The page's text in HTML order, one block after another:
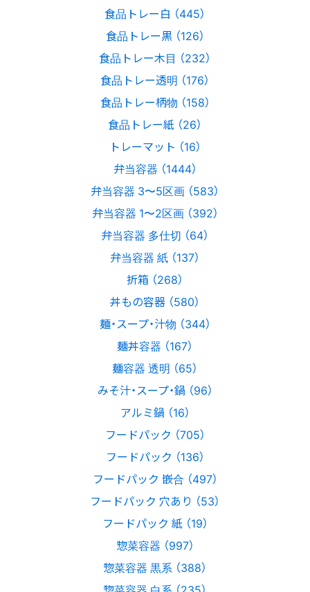
食品トレー白 （445）
食品トレー黒 （126）
食品トレー木目 （232）
食品トレー透明 （176）
食品トレー柄物 （158）
食品トレー紙 （26）
トレーマット （16）
弁当容器 （1444）
弁当容器 3〜5区画 （583）
弁当容器 1〜2区画 （392）
弁当容器 多仕切 （64）
弁当容器 紙 （137）
折箱 （268）
丼もの容器 （580）
麺・スープ・汁物 （344）
麺丼容器 （167）
麺容器 透明 （65）
みそ汁・スープ・鍋 （96）
アルミ鍋 （16）
フードパック （705）
フードパック （136）
フードパック 嵌合 （497）
フードパック 穴あり （53）
フードパック 紙 （19）
惣菜容器 （997）
惣菜容器 黒系 （388）